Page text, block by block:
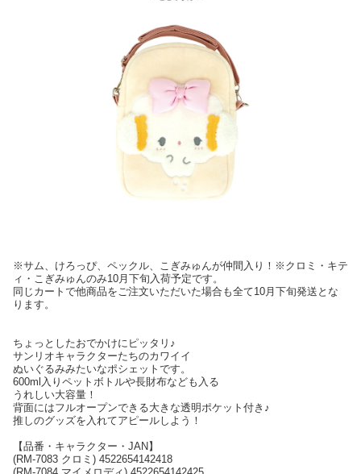
※サム、けろっぴ、ペックル、こぎみゅんが仲間入り！※クロミ・キテ
ィ・こぎみゅんのみ10月下旬入荷予定です。
同じカートで他商品をご注文いただいた場合も全て10月下旬発送とな
ります。
ちょっとしたおでかけにピッタリ♪
サンリオキャラクターたちのカワイイ
ぬいぐるみみたいなポシェットです。
600ml入りペットボトルや長財布なども入る
うれしい大容量！
背面にはフルオープンできる大きな透明ポケット付き♪
推しのグッズを入れてアピールしよう！
【品番・キャラクター・JAN】
(RM-7083 クロミ) 4522654142418